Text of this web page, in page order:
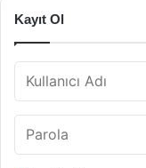
Kayıt Ol